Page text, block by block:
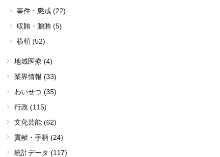
事件・懲戒 (22)
収賄・贈賄 (5)
横領 (52)
地域医療 (4)
業界情報 (33)
わいせつ (35)
行政 (115)
文化芸能 (62)
貢献・手柄 (24)
統計データ (117)